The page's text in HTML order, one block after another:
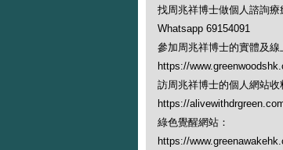
找周兆祥博士做個人諮詢療
Whatsapp 69154091
參加周兆祥博士的實體及線
https://
訪周兆祥博士的個人網站收
https://
綠色覺醒網站：
https://